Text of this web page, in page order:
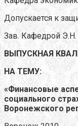
Допускается к
Зав. Кафедрой
ВЫПУСКНАЯ
НА ТЕМУ:
«Финансовые
социального
Воронежского